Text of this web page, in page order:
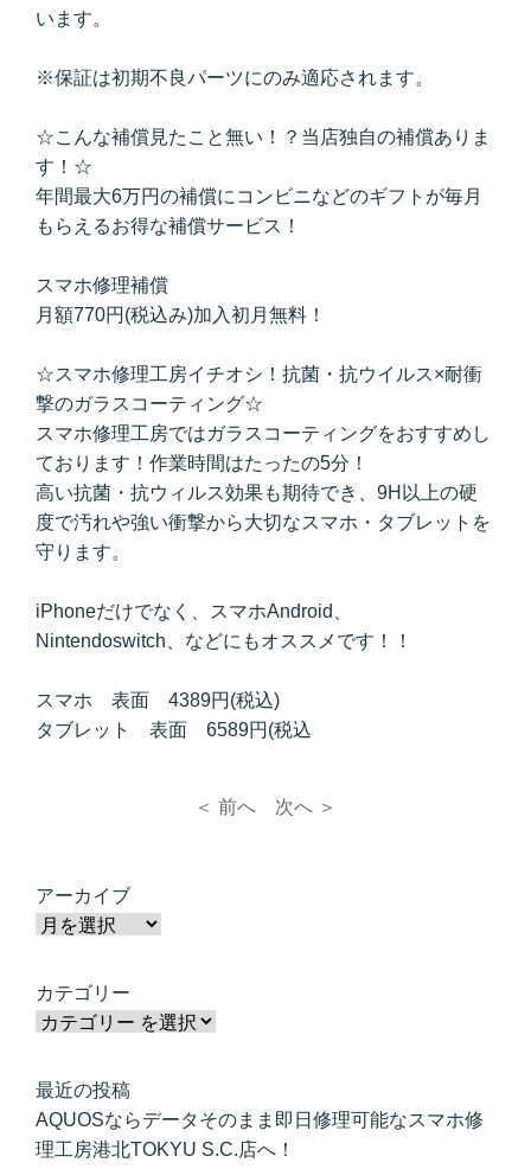
います。
※保証は初期不良パーツにのみ適応されます。
☆こんな補償見たこと無い！？当店独自の補償ありま
す！☆
年間最大6万円の補償にコンビニなどのギフトが毎月
もらえるお得な補償サービス！
スマホ修理補償
月額770円(税込み)加入初月無料！
☆スマホ修理工房イチオシ！抗菌・抗ウイルス×耐衝
撃のガラスコーティング☆
スマホ修理工房ではガラスコーティングをおすすめし
ております！作業時間はたったの5分！
高い抗菌・抗ウィルス効果も期待でき、9H以上の硬
度で汚れや強い衝撃から大切なスマホ・タブレットを
守ります。
iPhoneだけでなく、スマホAndroid、
Nintendoswitch、などにもオススメです！！
スマホ 表面 4389円(税込)
タブレット 表面 6589円(税込
＜ 前へ 次へ ＞
アーカイブ
カテゴリー
最近の投稿
AQUOSならデータそのまま即日修理可能なスマホ修
理工房港北TOKYU S.C.店へ！